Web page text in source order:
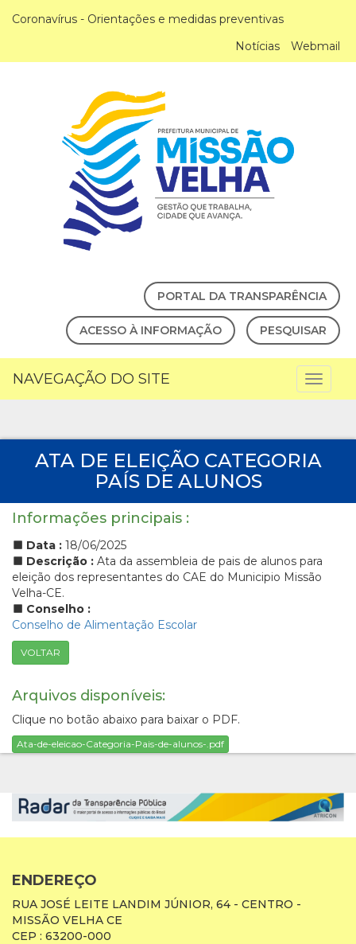
Coronavírus - Orientações e medidas preventivas
Notícias
Webmail
PORTAL DA TRANSPARÊNCIA
ACESSO À INFORMAÇÃO PESQUISAR
NAVEGAÇÃO DO SITE
ATA DE ELEIÇÃO CATEGORIA
PAÍS DE ALUNOS
Informações principais :
Data : 18/06/2025
Descrição : Ata da assembleia de pais de alunos para
eleição dos representantes do CAE do Municipio Missão
Velha-CE.
Conselho :
Conselho de Alimentação Escolar
VOLTAR
Arquivos disponíveis:
Clique no botão abaixo para baixar o PDF.
Ata-de-eleicao-Categoria-Pais-de-alunos-.pdf
ENDEREÇO
RUA JOSÉ LEITE LANDIM JÚNIOR, 64 - CENTRO -
MISSÃO VELHA CE
CEP : 63200-000